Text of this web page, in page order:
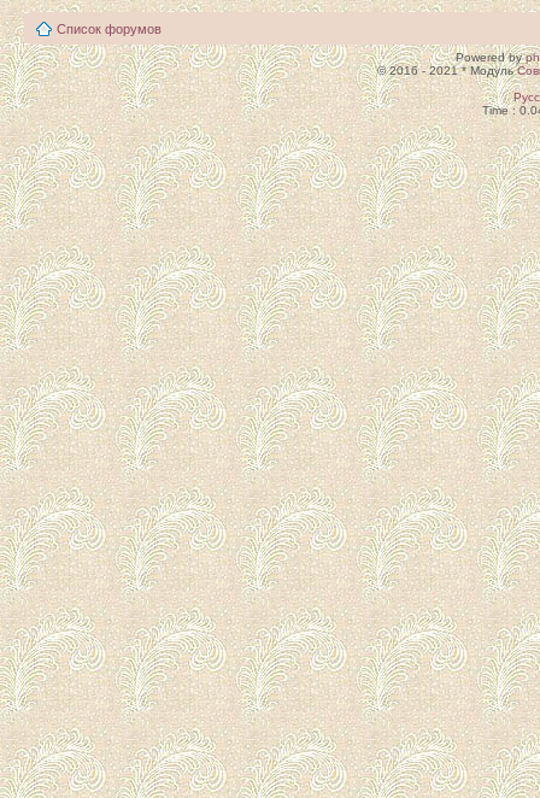
Список форумов
Powered by
© 2016 - 2021 * Модуль
Time :